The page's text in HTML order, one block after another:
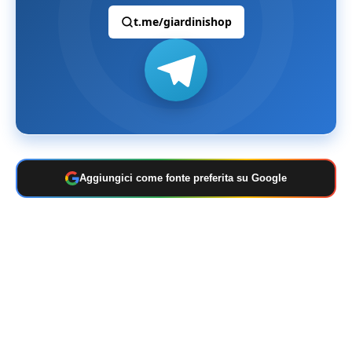
t.me/giardinishop
Aggiungici come fonte preferita su Google